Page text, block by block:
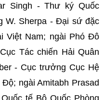
Singh - Thư ký Quốc
W. Sherpa - Đại sứ đặc
Việt Nam; ngài Phó Đô
Tác chiến Hải Quân
- Cục trưởng Cục Hệ
ngài Amitabh Prasad
tế Bộ Quốc Phòng